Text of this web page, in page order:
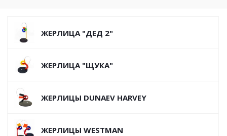
ЖЕРЛИЦА "ДЕД 2"
ЖЕРЛИЦА "ЩУКА"
ЖЕРЛИЦЫ DUNAEV HARVEY
ЖЕРЛИЦЫ WESTMAN